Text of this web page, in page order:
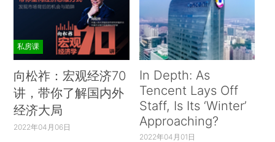
私房课
向松祚：宏观经济70
讲，带你了解国内外
经济大局
2022年04月06日
In Depth: As
Tencent Lays Off
Staff, Is Its ‘Winter’
Approaching?
2022年04月01日